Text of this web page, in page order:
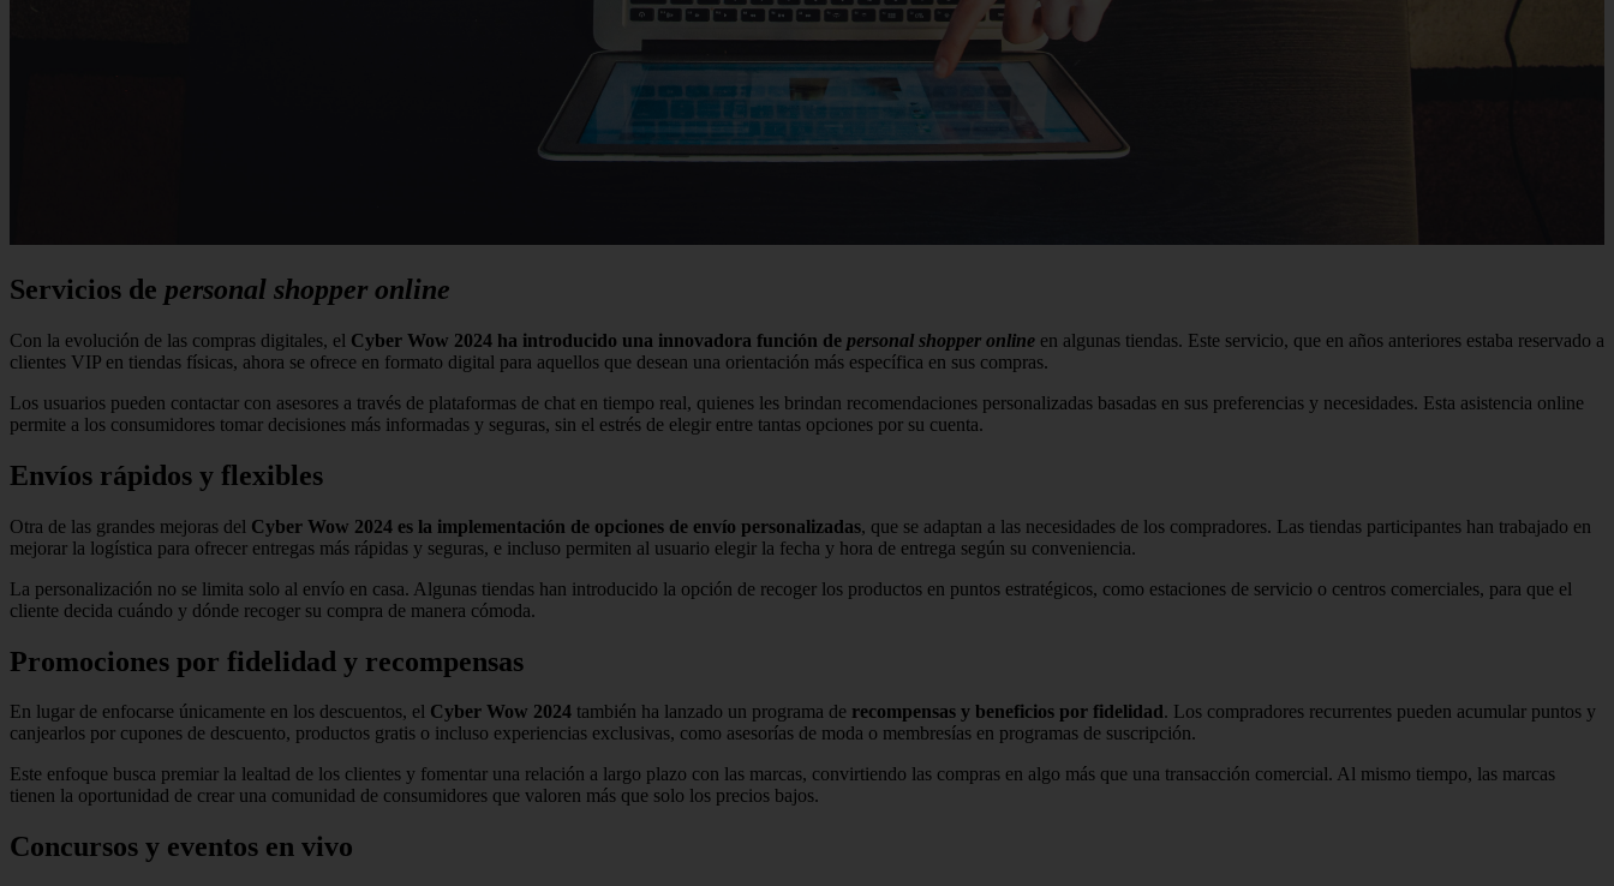
Servicios de personal shopper online
Con la evolución de las compras digitales, el Cyber Wow 2024 ha introducido una innovadora función de personal shopper online en algunas tiendas. Este servicio, que en años anteriores estaba reservado a
clientes VIP en tiendas físicas, ahora se ofrece en formato digital para aquellos que desean una orientación más específica en sus compras.
Los usuarios pueden contactar con asesores a través de plataformas de chat en tiempo real, quienes les brindan recomendaciones personalizadas basadas en sus preferencias y necesidades. Esta asistencia online
permite a los consumidores tomar decisiones más informadas y seguras, sin el estrés de elegir entre tantas opciones por su cuenta.
Envíos rápidos y flexibles
Otra de las grandes mejoras del Cyber Wow 2024 es la implementación de opciones de envío personalizadas, que se adaptan a las necesidades de los compradores. Las tiendas participantes han trabajado en
mejorar la logística para ofrecer entregas más rápidas y seguras, e incluso permiten al usuario elegir la fecha y hora de entrega según su conveniencia.
La personalización no se limita solo al envío en casa. Algunas tiendas han introducido la opción de recoger los productos en puntos estratégicos, como estaciones de servicio o centros comerciales, para que el
cliente decida cuándo y dónde recoger su compra de manera cómoda.
Promociones por fidelidad y recompensas
En lugar de enfocarse únicamente en los descuentos, el Cyber Wow 2024 también ha lanzado un programa de recompensas y beneficios por fidelidad . Los compradores recurrentes pueden acumular puntos y
canjearlos por cupones de descuento, productos gratis o incluso experiencias exclusivas, como asesorías de moda o membresías en programas de suscripción.
Este enfoque busca premiar la lealtad de los clientes y fomentar una relación a largo plazo con las marcas, convirtiendo las compras en algo más que una transacción comercial. Al mismo tiempo, las marcas
tienen la oportunidad de crear una comunidad de consumidores que valoren más que solo los precios bajos.
Concursos y eventos en vivo